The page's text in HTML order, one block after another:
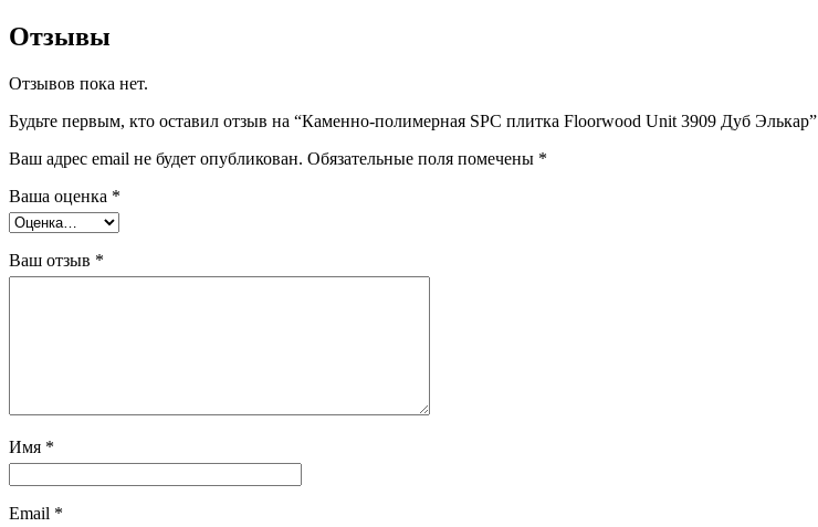
Отзывы
Отзывов пока нет.
Будьте первым, кто оставил отзыв на “Каменно-полимерная SPC плитка Floorwood Unit 3909 Дуб Элькар”
Ваш адрес email не будет опубликован. Обязательные поля помечены *
Ваша оценка *
Ваш отзыв *
Имя *
Email *